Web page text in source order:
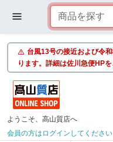
台風13号の接近および令
ります。詳細は佐川急便HP
ようこそ、高山質店へ
会員の方はログインしてください